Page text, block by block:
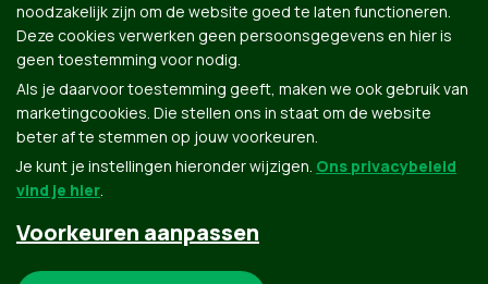
Groen.be
noodzakelijk zijn om de website goed te laten functioneren.
Deze cookies verwerken geen persoonsgegevens en hier is
geen toestemming voor nodig.
Als je daarvoor toestemming geeft, maken we ook gebruik van
marketingcookies. Die stellen ons in staat om de website
beter af te stemmen op jouw voorkeuren.
Je kunt je instellingen hieronder wijzigen. Ons privacybeleid
vind je hier.
Voorkeuren aanpassen